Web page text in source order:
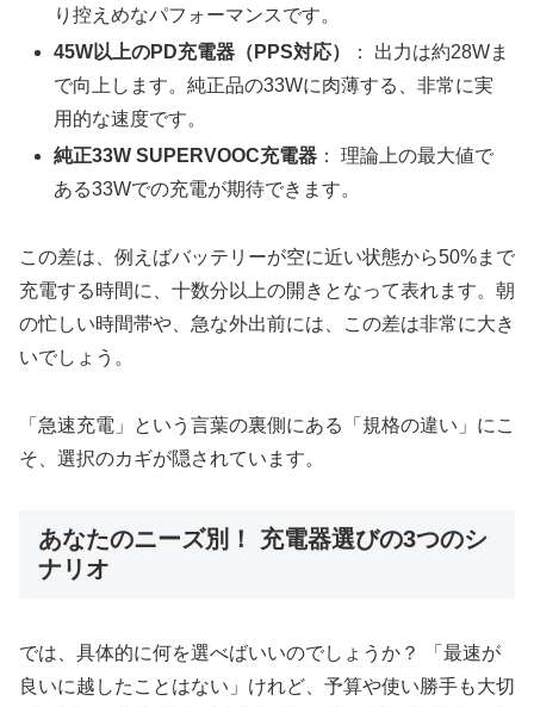
り控えめなパフォーマンスです。
45W以上のPD充電器（PPS対応）
： 出力は約28Wま
で向上します。純正品の33Wに肉薄する、非常に実
用的な速度です。
純正33W SUPERVOOC充電器 ： 理論上の最大値で
ある33Wでの充電が期待できます。
この差は、例えばバッテリーが空に近い状態から50%まで
充電する時間に、十数分以上の開きとなって表れます。朝
の忙しい時間帯や、急な外出前には、この差は非常に大き
いでしょう。
「急速充電」という言葉の裏側にある「規格の違い」にこ
そ、選択のカギが隠されています。
あなたのニーズ別！ 充電器選びの3つのシ
ナリオ
では、具体的に何を選べばいいのでしょうか？ 「最速が
良いに越したことはない」けれど、予算や使い勝手も大切